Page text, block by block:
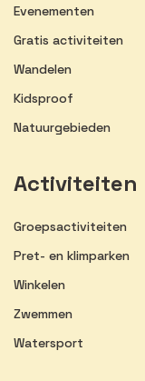
Evenementen
Gratis activiteiten
Wandelen
Kidsproof
Natuurgebieden
Activiteiten
Groepsactiviteiten
Pret- en klimparken
Winkelen
Zwemmen
Watersport